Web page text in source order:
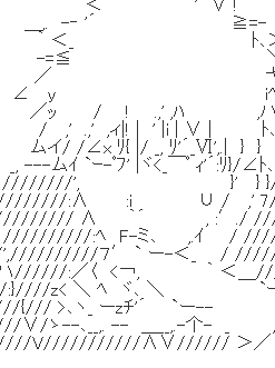
' ∨ !
‐ '´ ≧=-
_ ﾄ､
＼
弋
i
.,' ,ﾊ ,ハ
|! | ' |i | ∨ | ﾄ､
{ |/ _, ﾘ'´_Ⅵ',.| } }
ﾌ' |ヾ<_￣ﾟ ｨ'´:ﾘ}/∠ﾄ､
', }' } }/ ＞
:i ∪ / ,' 7//////
´ , :′./ ////////////＞ｘ
F-ミ､ ,.ｲ /
ー-＜_ / ///////////////＞'´//
〈 <￢, ｀ ＜＿
ﾍ ヾ､ ＼ `ｰ<⌒ﾏ
_ ーzﾁ'´ `ー-- /
-- ＿__,.-个- _ , '
∧∨////// ＞／ ／